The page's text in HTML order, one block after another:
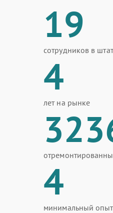
19
сотрудников в
4
лет на рынке
4
минимальный